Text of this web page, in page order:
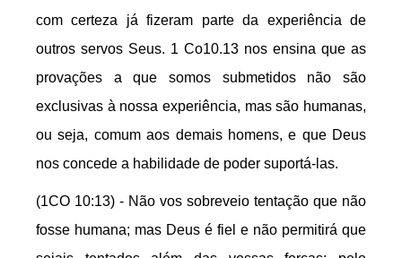
com certeza já fizeram parte da experiência de
outros servos Seus. 1 Co10.13 nos ensina que as
provações a que somos submetidos não são
exclusivas à nossa experiência, mas são humanas,
ou seja, comum aos demais homens, e que Deus
nos concede a habilidade de poder suportá-las.
(1CO 10:13) - Não vos sobreveio tentação que não
fosse humana; mas Deus é fiel e não permitirá que